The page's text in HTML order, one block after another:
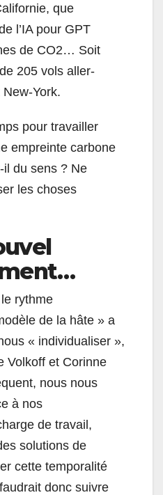
que
l’IA pour GPT
de CO2… Soit
205 vols aller-
York.
pour travailler
empreinte carbone
il du sens ? Ne
les choses
rythme
de la hâte » a
« individualiser »,
Volkoff et Corinne
nous nous
à nos
de travail,
solutions de
cette temporalité
donc suivre